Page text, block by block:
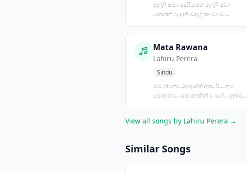
සල්ලි තමා දෙයියගේ මල්ලි පවා
තොරන් බැඳන් මගුල් කෑවා මං
Mata Rawana
Lahiru Perera
Sindu
මට රවනා…මුහුණත් අතරේ… නුබ
පෙණුනා… කොනකින් වාගේ.. නුබම ද
View all songs by Lahiru Perera →
Similar Songs